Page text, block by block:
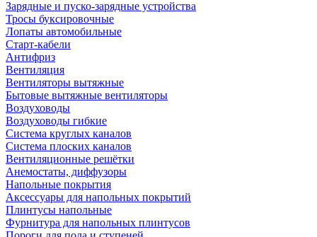
Зарядные и пуско-зарядные устройства
Тросы буксировочные
Лопаты автомобильные
Старт-кабели
Антифриз
Вентиляция
Вентиляторы вытяжные
Бытовые вытяжные вентиляторы
Воздуховоды
Воздуховоды гибкие
Система круглых каналов
Система плоских каналов
Вентиляционные решётки
Анемостаты, диффузоры
Напольные покрытия
Аксессуары для напольных покрытий
Плинтусы напольные
Фурнитура для напольных плинтусов